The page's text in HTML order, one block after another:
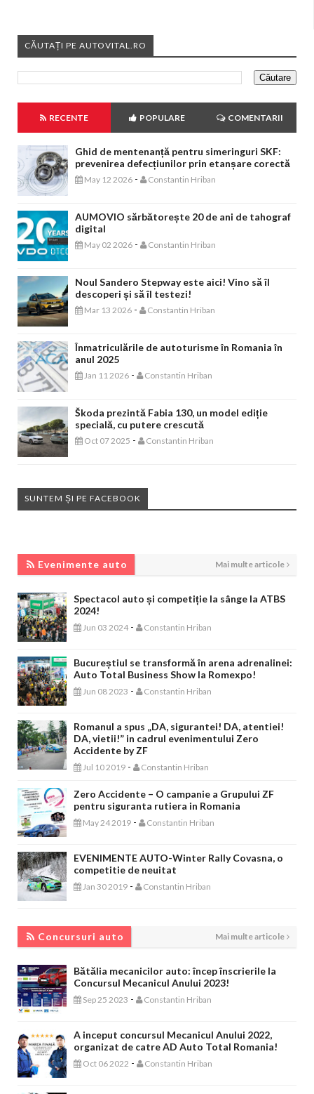
CĂUTAȚI PE AUTOVITAL.RO
RECENTE POPULARE COMENTARII
Ghid de mentenanță pentru simeringuri SKF:
prevenirea defecțiunilor prin etanșare corectă
May 12 2026 - Constantin Hriban
AUMOVIO sărbătorește 20 de ani de tahograf
digital
May 02 2026 - Constantin Hriban
Noul Sandero Stepway este aici! Vino să îl
descoperi și să îl testezi!
Mar 13 2026 - Constantin Hriban
Înmatriculările de autoturisme în Romania în
anul 2025
Jan 11 2026 - Constantin Hriban
Škoda prezintă Fabia 130, un model ediție
specială, cu putere crescută
Oct 07 2025 - Constantin Hriban
SUNTEM ȘI PE FACEBOOK
Evenimente auto Mai multe articole
Spectacol auto și competiție la sânge la ATBS
2024!
Jun 03 2024 - Constantin Hriban
Bucureștiul se transformă în arena adrenalinei:
Auto Total Business Show la Romexpo!
Jun 08 2023 - Constantin Hriban
Romanul a spus „DA, sigurantei! DA, atentiei!
DA, vietii!” in cadrul evenimentului Zero
Accidente by ZF
Jul 10 2019 - Constantin Hriban
Zero Accidente – O campanie a Grupului ZF
pentru siguranta rutiera in Romania
May 24 2019 - Constantin Hriban
EVENIMENTE AUTO-Winter Rally Covasna, o
competitie de neuitat
Jan 30 2019 - Constantin Hriban
Concursuri auto Mai multe articole
Bătălia mecanicilor auto: încep înscrierile la
Concursul Mecanicul Anului 2023!
Sep 25 2023 - Constantin Hriban
A inceput concursul Mecanicul Anului 2022,
organizat de catre AD Auto Total Romania!
Oct 06 2022 - Constantin Hriban